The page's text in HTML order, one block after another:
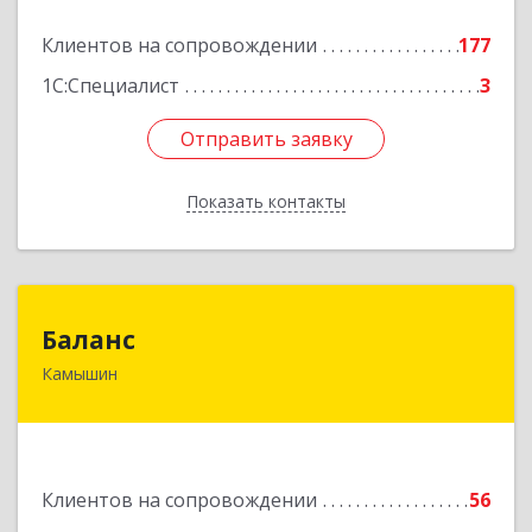
Клиентов на сопровождении
177
1С:Специалист
3
Отправить заявку
Показать контакты
Отправить заявку
Назад
Баланс
Камышин
Клиентов на сопровождении 56
403876, Волгоградская обл, г.о. город Камышин,